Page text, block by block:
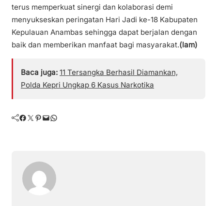
terus memperkuat sinergi dan kolaborasi demi
menyukseskan peringatan Hari Jadi ke-18 Kabupaten
Kepulauan Anambas sehingga dapat berjalan dengan
baik dan memberikan manfaat bagi masyarakat.(lam)
Baca juga: 11 Tersangka Berhasil Diamankan,
Polda Kepri Ungkap 6 Kasus Narkotika
Facebook Twitter Pinterest Mail WhatsApp